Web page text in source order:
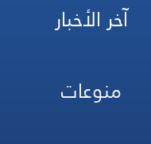
آخر الأخبار
منوعات